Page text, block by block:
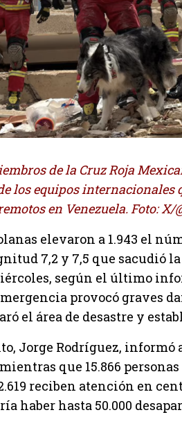
de la Cruz Roja
los equipos internacionales
en Venezuela. Foto: X/
elevaron a 1.943 el
7,2 y 7,5 que sacudió
según el último
provocó graves
el área de desastre y
Jorge Rodríguez, informó
que 15.866
reciben atención en
haber hasta 50.000